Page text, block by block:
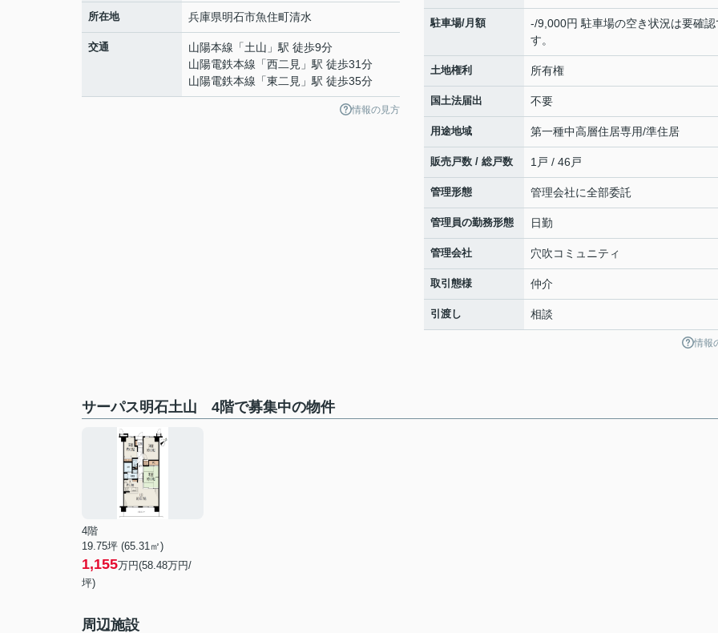
所在地 兵庫県明石市魚住町清水
交通 山陽本線 「土山 」駅 徒歩9分
山陽電鉄本線 「西二見 」駅 徒歩31分
山陽電鉄本線 「東二見 」駅 徒歩35分
情報の見方
駐車場/月額
-/9,000円 駐車場の空き状況は要確認
す。
土地権利 所有権
国土法届出 不要
用途地域 第一種中高層住居専用/準住居
販売戸数 / 総戸数 1戸 / 46戸
管理形態 管理会社に全部委託
管理員の勤務形態 日勤
管理会社 穴吹コミュニティ
取引態様 仲介
引渡し 相談
情報
サーパス明石土山 4階で募集中の物件
4階
19.75坪 (65.31㎡)
1,155万円(58.48万円/
坪)
周辺施設